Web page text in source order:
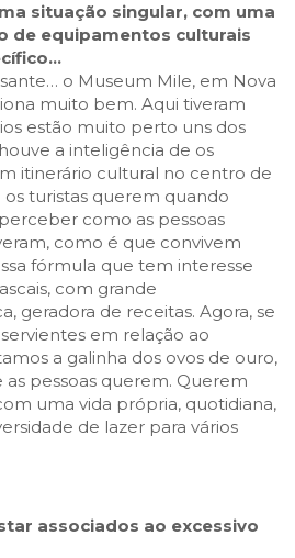
situação singular, com uma
de equipamentos culturais
o Museum Mile, em Nova
muito bem. Aqui tiveram
estão muito perto uns dos
a inteligência de os
itinerário cultural no centro de
os turistas querem quando
como as pessoas
como é que convivem
fórmula que tem interesse
com grande
geradora de receitas. Agora, se
em relação ao
a galinha dos ovos de ouro,
pessoas querem. Querem
uma vida própria, quotidiana,
de lazer para vários
associados ao excessivo